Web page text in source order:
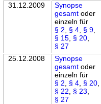
31.12.2009
Synopse
gesamt oder
einzeln für
§ 2
§ 4 § 9
§ 15 § 20
§ 27
25.12.2008
Synopse
gesamt oder
einzeln für
§ 2
§ 4 § 20
§ 22
§ 23
§ 27